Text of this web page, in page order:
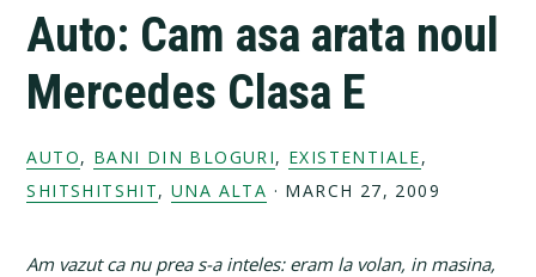
Auto: Cam asa arata noul
Mercedes Clasa E
AUTO, BANI DIN BLOGURI, EXISTENTIALE,
SHITSHITSHIT,UNA ALTA · MARCH 27, 2009
Am vazut ca nu prea s-a inteles: eram la volan, in masina,